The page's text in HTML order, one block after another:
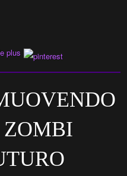
ZOMBI